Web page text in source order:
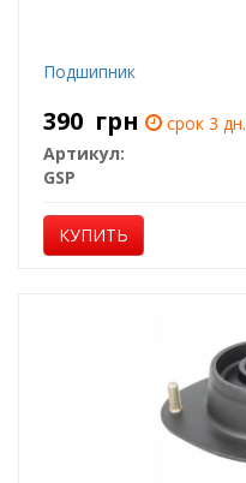
Подшипник
390 грн
срок 3 дн.
Артикул:
GSP
КУПИТЬ